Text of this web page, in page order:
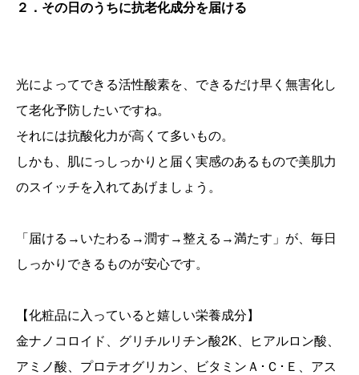
２．その日のうちに抗老化成分を届ける
光によってできる活性酸素を、できるだけ早く無害化し
て老化予防したいですね。
それには抗酸化力が高くて多いもの。
しかも、肌にっしっかりと届く実感のあるもので美肌力
のスイッチを入れてあげましょう。
「届ける→いたわる→潤す→整える→満たす」が、毎日
しっかりできるものが安心です。
【化粧品に入っていると嬉しい栄養成分】
金ナノコロイド、グリチルリチン酸2K、ヒアルロン酸、
アミノ酸、プロテオグリカン、ビタミンＡ･Ｃ･Ｅ、アス